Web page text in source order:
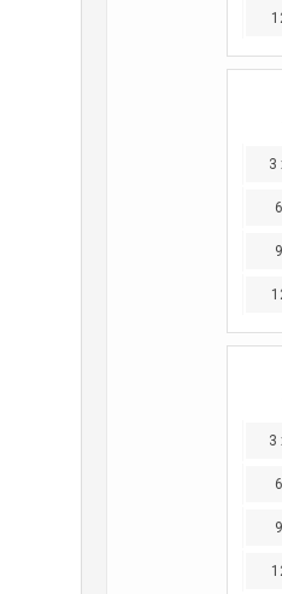
3
3